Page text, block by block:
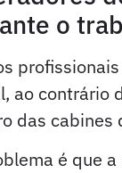
o
ao contrário
das cabines
é que